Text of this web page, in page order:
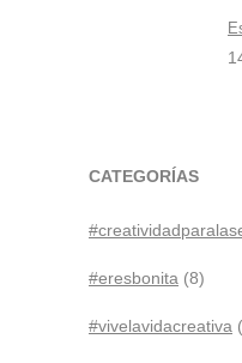
CATEGORÍAS
#eresbonita (8)
#vivelavidacreativa